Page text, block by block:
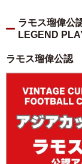
ラモス瑠偉公
LEGEND
ラモス瑠偉公認